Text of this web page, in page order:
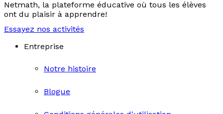
Netmath, la plateforme éducative où tous les élèves
ont du plaisir à apprendre!
Essayez nos activités
Entreprise
Notre histoire
Blogue